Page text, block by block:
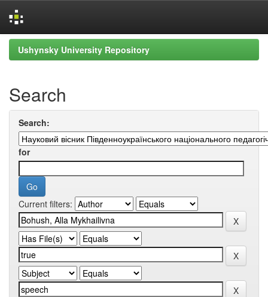
Skip
navigation
Ushynsky University Repository
Search
Search:
for
Current filters: